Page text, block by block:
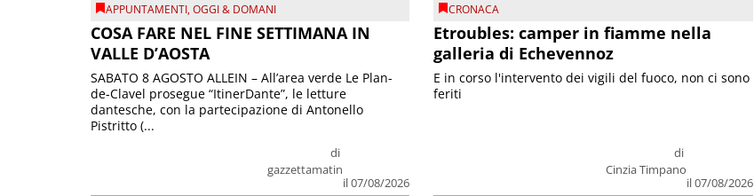
APPUNTAMENTI,OGGI & DOMANI
COSA FARE NEL FINE SETTIMANA IN
VALLE D’AOSTA
di
gazzettamatin
il 07/08/2026
SABATO 8 AGOSTO ALLEIN – All’area verde Le Plan-
de-Clavel prosegue “ItinerDante”, le letture
dantesche, con la partecipazione di Antonello
Pistritto (...
CRONACA
Etroubles: camper in fiamme nella
galleria di Echevennoz
di
Cinzia Timpano
il 07/08/2026
E in corso l'intervento dei vigili del fuoco, non ci sono
feriti